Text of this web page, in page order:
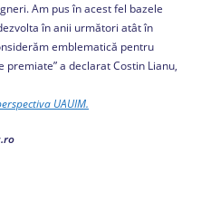
Am pus în acest fel bazele
în anii următori atât în
emblematică pentru
a declarat Costin Lianu,
UAUIM.